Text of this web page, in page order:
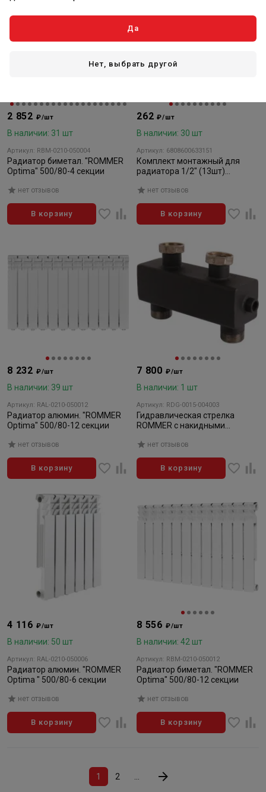
2 852 ₽/шт
В наличии: 31 шт
Артикул: RBM-0210-050004
Радиатор биметал. "ROMMER
Optima" 500/80-4 секции
нет отзывов
В корзину
262₽/шт
В наличии: 30 шт
Артикул: 6808600633151
Комплект монтажный для
радиатора 1/2" (13шт)
нет отзывов
В корзину
8 232 ₽/шт
В наличии: 39 шт
Артикул: RAL-0210-050012
Радиатор алюмин. "ROMMER
Optima" 500/80-12 секции
нет отзывов
В корзину
7 800 ₽/шт
В наличии: 1 шт
Артикул: RDG-0015-004003
Гидравлическая стрелка
ROMMER с накидными
нет отзывов
В корзину
4 116 ₽/шт
В наличии: 50 шт
Артикул: RAL-0210-050006
Радиатор алюмин. "ROMMER
Optima " 500/80-6 секции
нет отзывов
В корзину
8 556 ₽/шт
В наличии: 42 шт
Артикул: RBM-0210-050012
Радиатор биметал. "ROMMER
Optima" 500/80-12 секции
нет отзывов
В корзину
1 2
Да
Нет, выбрать другой